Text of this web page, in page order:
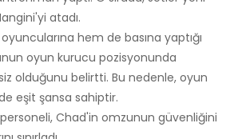
atadı.
hem de basına yaptığı
oyun kurucu pozisyonunda
olduğunu belirtti. Bu nedenle, oyun
eşit şansa sahiptir.
personeli, Chad'in omzunun güvenliğini